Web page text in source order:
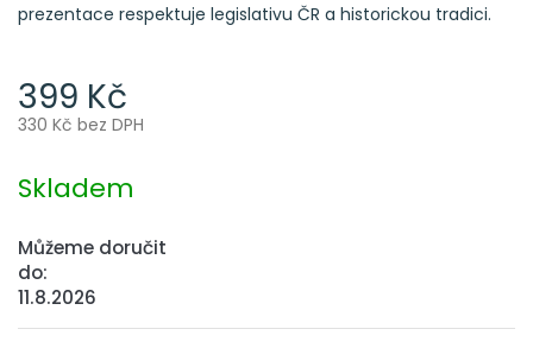
399 Kč
330 Kč bez DPH
cena:
Skladem
Můžeme doručit
do:
11.8.2026
prezentace respektuje legislativu ČR a historickou tradici.